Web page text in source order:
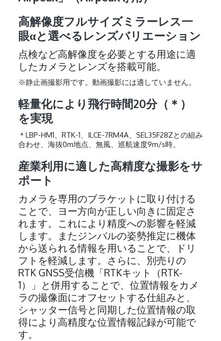
高解像度フルサイズミラーレス一
眼αと選べるレンズバリエーション
点検など高解像度を必要とする用途に適
したカメラとレンズを搭載可能。
※静止画撮影用です。動画撮影には適していません。
軽量化により飛行時間20分（＊）
を実現
＊LBP-HM1、RTK-1、ILCE-7RM4A、SEL35F28Zとの組み
合わせ、海抜0m地点、無風、巡航速度9m/s時。
産業利用に適した高精度な撮影をサ
ポート
カメラを専用のブラケットに取り付ける
ことで、ヨー方向が正しい向きに固定さ
れます。これにより精度への影響を軽減
します。またジンバルの姿勢推定に機体
から送られる情報を用いることで、ドリ
フトを軽減します。さらに、別売りの
RTK GNSS受信機「RTKキット（RTK-
1）」と併用することで、位置情報をカメ
ラの撮像面にオフセットする仕組みと、
シャッター信号と同期した位置情報の取
得により高精度な位置情報記録が可能で
す。